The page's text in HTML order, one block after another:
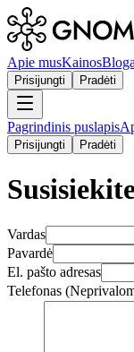
Apie musKainos
Prisijungti Pradėti
Pagrindinis puslapis
Prisijungti Pradėti
Vardas
Pavardė
El. pašto adresas
Telefonas